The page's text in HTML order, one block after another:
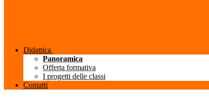
Didattica
Panoramica
Offerta formativa
I progetti delle classi
Contatti